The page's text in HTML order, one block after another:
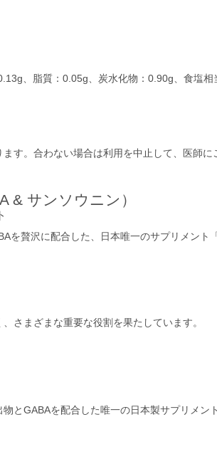
、脂質：0.05g、炭水化物：0.90g、食塩
す。合わない場合は利用を中止して、医師に
& サンソウニン）
を贅沢に配合した、日本唯一のサプリメン
さまざまな重要な役割を果たしています。
とGABAを配合した唯一の日本製サプリメ